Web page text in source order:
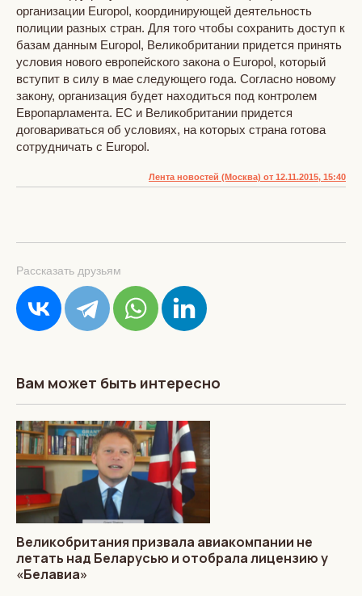
организации Europol, координирующей деятельность
полиции разных стран. Для того чтобы сохранить доступ к
базам данным Europol, Великобритании придется принять
условия нового европейского закона о Europol, который
вступит в силу в мае следующего года. Согласно новому
закону, организация будет находиться под контролем
Европарламента. ЕС и Великобритании придется
договариваться об условиях, на которых страна готова
сотрудничать с Europol.
Лента новостей (Москва) от 12.11.2015, 15:40
Рассказать друзьям
Вам может быть интересно
Великобритания призвала авиакомпании не
летать над Беларусью и отобрала лицензию у
«Белавиа»